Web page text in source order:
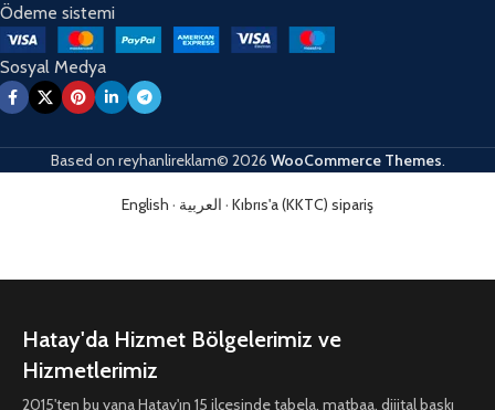
Ödeme sistemi
Sosyal Medya
Based on reyhanlireklam© 2026 WooCommerce Themes.
English · العربية · Kıbrıs'a (KKTC) sipariş
Hatay'da Hizmet Bölgelerimiz ve
Hizmetlerimiz
2015'ten bu yana Hatay'ın 15 ilçesinde tabela, matbaa, dijital baskı